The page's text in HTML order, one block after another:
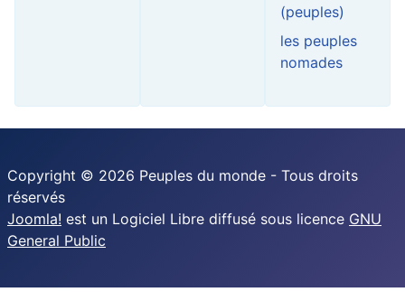
(peuples)
les peuples
nomades
Copyright © 2026 Peuples du monde - Tous droits
réservés
Joomla! est un Logiciel Libre diffusé sous licence GNU
General Public